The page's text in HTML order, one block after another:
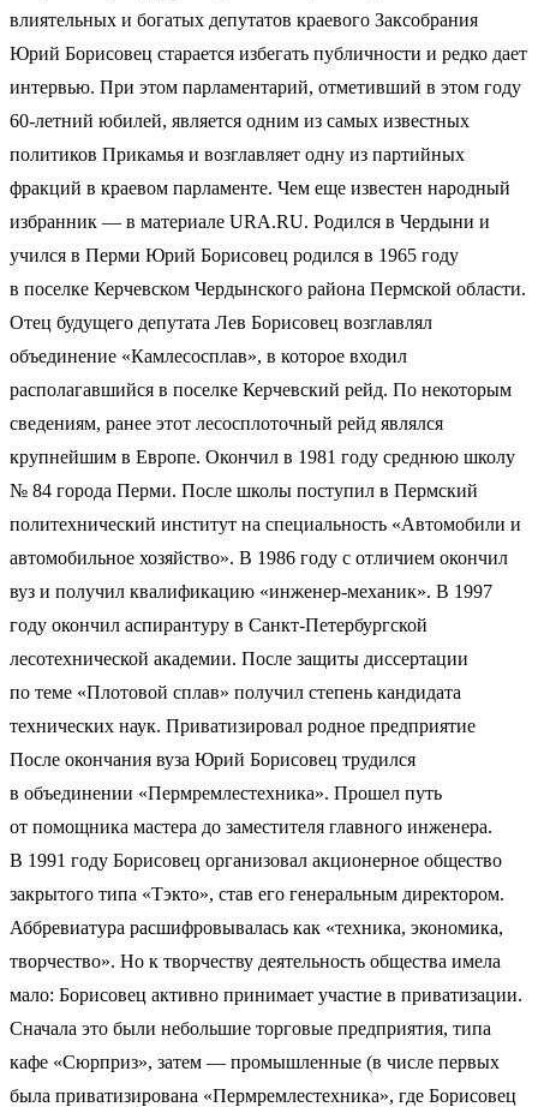
влиятельных и богатых депутатов краевого Заксобрания
Юрий Борисовец старается избегать публичности и редко дает
интервью. При этом парламентарий, отметивший в этом году
60-летний юбилей, является одним из самых известных
политиков Прикамья и возглавляет одну из партийных
фракций в краевом парламенте. Чем еще известен народный
избранник — в материале URA.RU. Родился в Чердыни и
учился в Перми Юрий Борисовец родился в 1965 году
в поселке Керчевском Чердынского района Пермской области.
Отец будущего депутата Лев Борисовец возглавлял
объединение «Камлесосплав», в которое входил
располагавшийся в поселке Керчевский рейд. По некоторым
сведениям, ранее этот лесосплоточный рейд являлся
крупнейшим в Европе. Окончил в 1981 году среднюю школу
№ 84 города Перми. После школы поступил в Пермский
политехнический институт на специальность «Автомобили и
автомобильное хозяйство». В 1986 году с отличием окончил
вуз и получил квалификацию «инженер-механик». В 1997
году окончил аспирантуру в Санкт-Петербургской
лесотехнической академии. После защиты диссертации
по теме «Плотовой сплав» получил степень кандидата
технических наук. Приватизировал родное предприятие
После окончания вуза Юрий Борисовец трудился
в объединении «Пермремлестехника». Прошел путь
от помощника мастера до заместителя главного инженера.
В 1991 году Борисовец организовал акционерное общество
закрытого типа «Тэкто», став его генеральным директором.
Аббревиатура расшифровывалась как «техника, экономика,
творчество». Но к творчеству деятельность общества имела
мало: Борисовец активно принимает участие в приватизации.
Сначала это были небольшие торговые предприятия, типа
кафе «Сюрприз», затем — промышленные (в числе первых
была приватизирована «Пермремлестехника», где Борисовец